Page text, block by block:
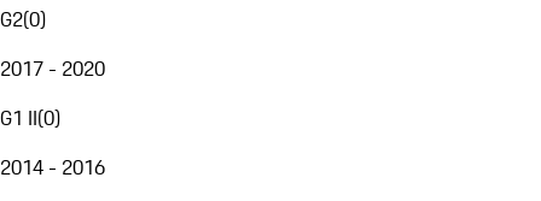
G2(0)
2017 - 2020
G1 II(0)
2014 - 2016